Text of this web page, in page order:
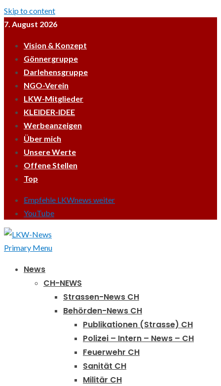
Skip to content
7. August 2026
Vision & Konzept
Gönnergruppe
Darlehensgruppe
NGO-Verein
LKW-Mitglieder
KLEIDER-IDEE
Werbeanzeigen
Über mich
Unsere Werte
Offene Stellen
Top
Empfehle LKWnews weiter
YouTube
Primary Menu
News
CH-NEWS
Strassen-News CH
Behörden-News CH
Publikationen (Strasse) CH
Polizei – Intern – News – CH
Feuerwehr CH
Sanität CH
Militär CH